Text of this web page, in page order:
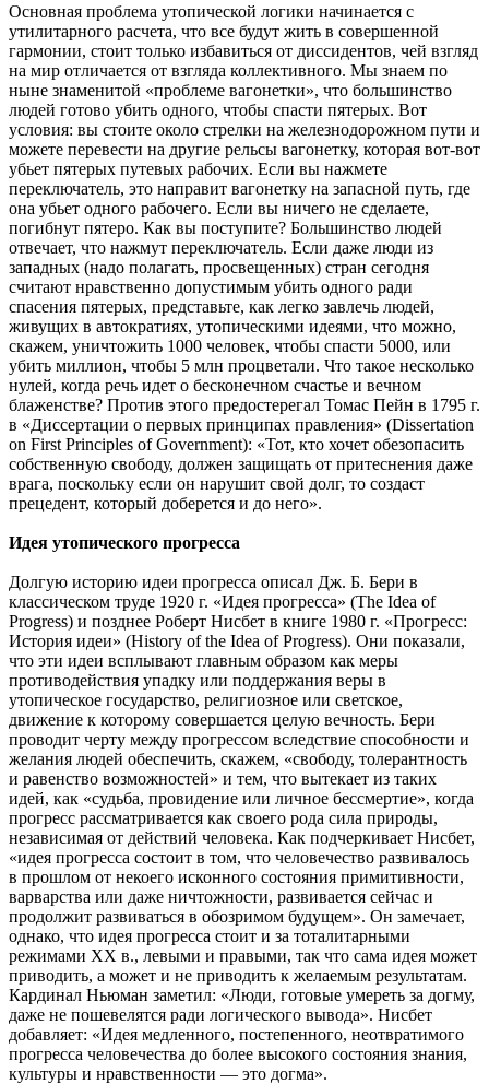
Основная проблема утопической логики начинается с
утилитарного расчета, что все будут жить в совершенной
гармонии, стоит только избавиться от диссидентов, чей взгляд
на мир отличается от взгляда коллективного. Мы знаем по
ныне знаменитой «проблеме вагонетки», что большинство
людей готово убить одного, чтобы спасти пятерых. Вот
условия: вы стоите около стрелки на железнодорожном пути и
можете перевести на другие рельсы вагонетку, которая вот-вот
убьет пятерых путевых рабочих. Если вы нажмете
переключатель, это направит вагонетку на запасной путь, где
она убьет одного рабочего. Если вы ничего не сделаете,
погибнут пятеро. Как вы поступите? Большинство людей
отвечает, что нажмут переключатель. Если даже люди из
западных (надо полагать, просвещенных) стран сегодня
считают нравственно допустимым убить одного ради
спасения пятерых, представьте, как легко завлечь людей,
живущих в автократиях, утопическими идеями, что можно,
скажем, уничтожить 1000 человек, чтобы спасти 5000, или
убить миллион, чтобы 5 млн процветали. Что такое несколько
нулей, когда речь идет о бесконечном счастье и вечном
блаженстве? Против этого предостерегал Томас Пейн в 1795 г.
в «Диссертации о первых принципах правления» (Dissertation
on First Principles of Government): «Тот, кто хочет обезопасить
собственную свободу, должен защищать от притеснения даже
врага, поскольку если он нарушит свой долг, то создаст
прецедент, который доберется и до него».
Идея утопического прогресса
Долгую историю идеи прогресса описал Дж. Б. Бери в
классическом труде 1920 г. «Идея прогресса» (The Idea of
Progress) и позднее Роберт Нисбет в книге 1980 г. «Прогресс:
История идеи» (History of the Idea of Progress). Они показали,
что эти идеи всплывают главным образом как меры
противодействия упадку или поддержания веры в
утопическое государство, религиозное или светское,
движение к которому совершается целую вечность. Бери
проводит черту между прогрессом вследствие способности и
желания людей обеспечить, скажем, «свободу, толерантность
и равенство возможностей» и тем, что вытекает из таких
идей, как «судьба, провидение или личное бессмертие», когда
прогресс рассматривается как своего рода сила природы,
независимая от действий человека. Как подчеркивает Нисбет,
«идея прогресса состоит в том, что человечество развивалось
в прошлом от некоего исконного состояния примитивности,
варварства или даже ничтожности, развивается сейчас и
продолжит развиваться в обозримом будущем». Он замечает,
однако, что идея прогресса стоит и за тоталитарными
режимами XX в., левыми и правыми, так что сама идея может
приводить, а может и не приводить к желаемым результатам.
Кардинал Ньюман заметил: «Люди, готовые умереть за догму,
даже не пошевелятся ради логического вывода». Нисбет
добавляет: «Идея медленного, постепенного, неотвратимого
прогресса человечества до более высокого состояния знания,
культуры и нравственности — это догма».